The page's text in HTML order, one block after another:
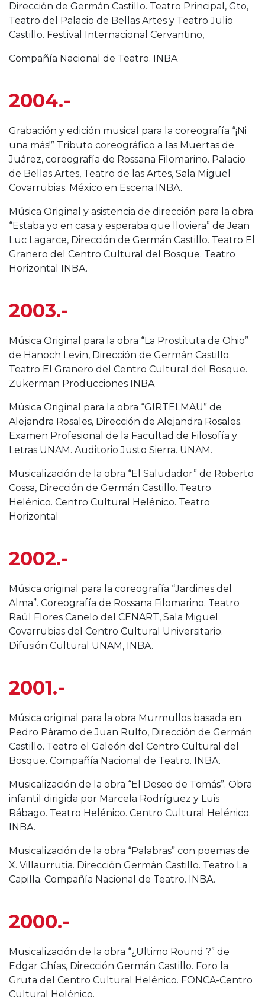
Dirección de Germán Castillo. Teatro Principal, Gto,
Teatro del Palacio de Bellas Artes y Teatro Julio
Castillo. Festival Internacional Cervantino,
Compañía Nacional de Teatro. INBA
2004.-
Grabación y edición musical para la coreografía “¡Ni
una más!” Tributo coreográfico a las Muertas de
Juárez, coreografía de Rossana Filomarino. Palacio
de Bellas Artes, Teatro de las Artes, Sala Miguel
Covarrubias. México en Escena INBA.
Música Original y asistencia de dirección para la obra
“Estaba yo en casa y esperaba que lloviera” de Jean
Luc Lagarce, Dirección de Germán Castillo. Teatro El
Granero del Centro Cultural del Bosque. Teatro
Horizontal INBA.
2003.-
Música Original para la obra “La Prostituta de Ohio”
de Hanoch Levin, Dirección de Germán Castillo.
Teatro El Granero del Centro Cultural del Bosque.
Zukerman Producciones INBA
Música Original para la obra “GIRTELMAU” de
Alejandra Rosales, Dirección de Alejandra Rosales.
Examen Profesional de la Facultad de Filosofía y
Letras UNAM. Auditorio Justo Sierra. UNAM.
Musicalización de la obra “El Saludador” de Roberto
Cossa, Dirección de Germán Castillo. Teatro
Helénico. Centro Cultural Helénico. Teatro
Horizontal
2002.-
Música original para la coreografía “Jardines del
Alma”. Coreografía de Rossana Filomarino. Teatro
Raúl Flores Canelo del CENART, Sala Miguel
Covarrubias del Centro Cultural Universitario.
Difusión Cultural UNAM, INBA.
2001.-
Música original para la obra Murmullos basada en
Pedro Páramo de Juan Rulfo, Dirección de Germán
Castillo. Teatro el Galeón del Centro Cultural del
Bosque. Compañía Nacional de Teatro. INBA.
Musicalización de la obra “El Deseo de Tomás”. Obra
infantil dirigida por Marcela Rodríguez y Luis
Rábago. Teatro Helénico. Centro Cultural Helénico.
INBA.
Musicalización de la obra “Palabras” con poemas de
X. Villaurrutia. Dirección Germán Castillo. Teatro La
Capilla. Compañía Nacional de Teatro. INBA.
2000.-
Musicalización de la obra “¿Ultimo Round ?” de
Edgar Chías, Dirección Germán Castillo. Foro la
Gruta del Centro Cultural Helénico. FONCA-Centro
Cultural Helénico.